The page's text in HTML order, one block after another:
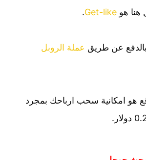
هوGet-like
.
عن طريقعملة الروبل
هو امكانية سحب ارباحك بمجرد